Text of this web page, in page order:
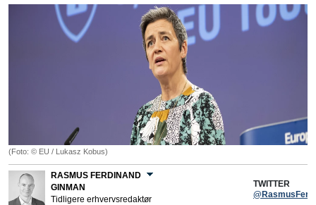
(Foto: © EU / Lukasz Kobus)
RASMUS FERDINAND
GINMAN
Tidligere erhvervsredaktør
TWITTER